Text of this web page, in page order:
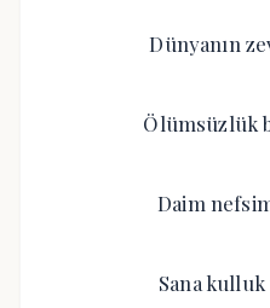
Dünyanın
Ölümsüzlük
Daim
Sana kulluk